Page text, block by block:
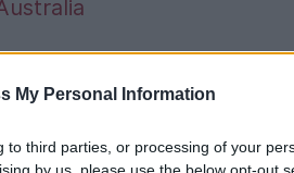
My Personal Information
to third parties, or processing of your
și-a dat acordul pentru
Australia